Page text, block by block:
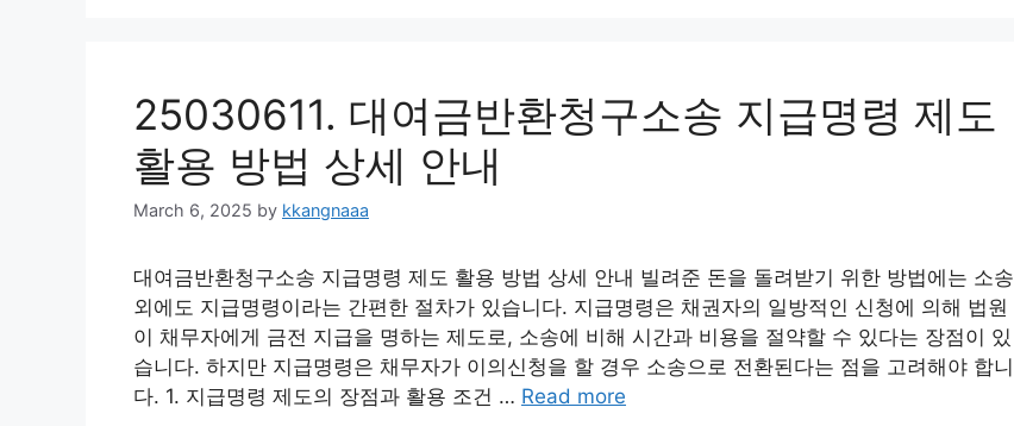
25030611. 대여금반환청구소송 지급명령 제도
활용 방법 상세 안내
March 6, 2025 by kkangnaaa
대여금반환청구소송 지급명령 제도 활용 방법 상세 안내 빌려준 돈을 돌려받기 위한 방법에는 소송
외에도 지급명령이라는 간편한 절차가 있습니다. 지급명령은 채권자의 일방적인 신청에 의해 법원
이 채무자에게 금전 지급을 명하는 제도로, 소송에 비해 시간과 비용을 절약할 수 있다는 장점이 있
습니다. 하지만 지급명령은 채무자가 이의신청을 할 경우 소송으로 전환된다는 점을 고려해야 합니
다. 1. 지급명령 제도의 장점과 활용 조건 … Read more